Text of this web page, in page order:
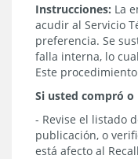
Instrucciones: La
acudir al Servicio
preferencia. Se
falla interna, lo
Este
Si usted compró
- Revise el listado
publicación, o
está afecto al